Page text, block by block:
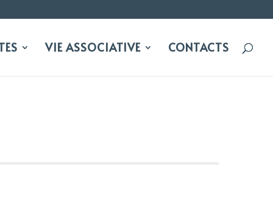
VIE ASSOCIATIVE CONTACTS